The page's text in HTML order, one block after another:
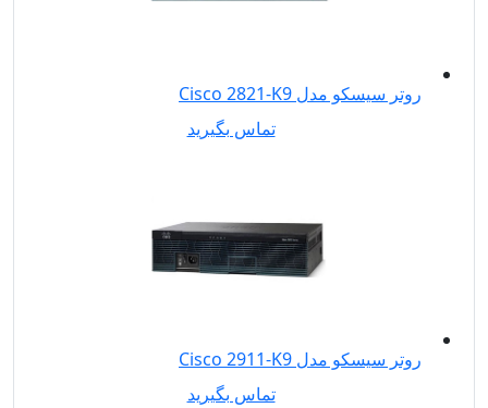
روتر سیسکو مدل Cisco 2821-K9
تماس بگیرید
روتر سیسکو مدل Cisco 2911-K9
تماس بگیرید